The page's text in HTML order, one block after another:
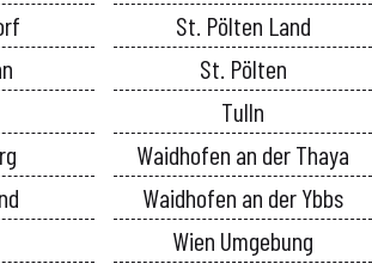
St. Pölten Land
St. Pölten
Tulln
Waidhofen an der Thaya
Waidhofen an der Ybbs
Wien Umgebung